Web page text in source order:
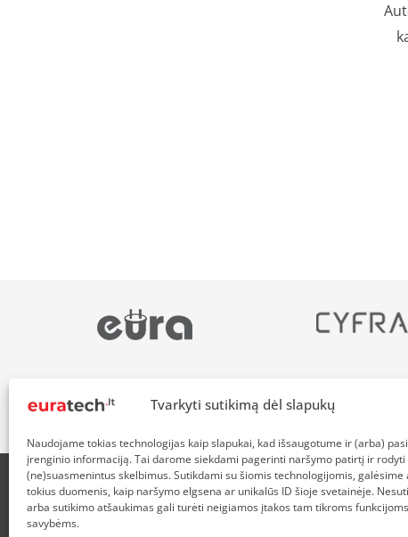
Tvarkyti sutikimą dėl slapukų
Naudojame tokias technologijas kaip slapukai, kad išsaugotume ir (arba)
įrenginio informaciją. Tai darome siekdami pagerinti naršymo patirtį ir rodyti
(ne)suasmenintus skelbimus. Sutikdami su šiomis technologijomis, galėsime
tokius duomenis, kaip naršymo elgsena ar unikalūs ID šioje svetainėje.
arba sutikimo atšaukimas gali turėti neigiamos įtakos tam tikroms
savybėms.
APIE MUS NUOLAIDOS HEROJAMS PRISTATYMAS